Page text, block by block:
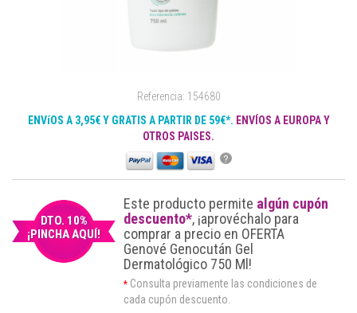
Referencia: 154680
ENVíOS A 3,95€ Y GRATIS A PARTIR DE 59€*. ENVÍOS A EUROPA Y
OTROS PAISES.
?
DTO. 10%
¡PINCHA AQUÍ!
Este producto permite algún cupón
descuento*, ¡aprovéchalo para
comprar a precio en OFERTA
Genové Genocután Gel
Dermatológico 750 Ml!
* Consulta previamente las condiciones de
cada cupón descuento.